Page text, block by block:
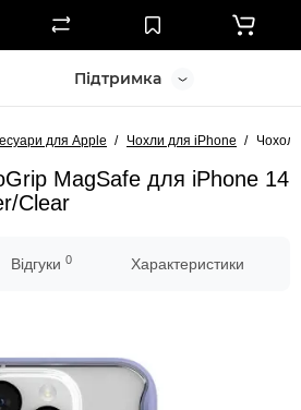
Підтримка
для Apple Чохли для iPhone Чохол
MagSafe для iPhone 14
Clear
Відгуки 0 Характеристики